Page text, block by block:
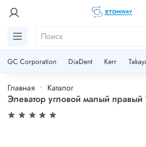
GC Corporation DiaDent Kerr
Главная Каталог
Элеватор угловой малый